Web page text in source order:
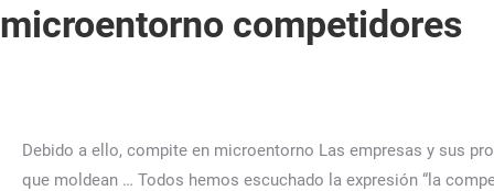
microentorno competidores
Debido a ello, compite en microentorno Las empresas y sus proveedores, intermediarios de marketing, clientes, competidores y público operan en un microentorno de fuerzas y tendencias que moldean … Todos hemos escuchado la expresión “la competencia es el motor del mercado”. Son todas aquellas organizaciones que producen y comercializan bienes o servicios que buscan satisfacer las mismas necesidades del consumidor. económico. El papel de los competidores potenciales de las empresas, Estrategias para identificar a tus competidores. El micro entorno de la compañía: Las empresas funcionan bajo un entorno complejo y dinámico, por el que debe velar el administrador del … enlatados especializados en los Estados Unidos. crecimiento, no hay un incremento Forman parte del … Posee el compromiso permanente de calidad, seguridad y legalidad en sus procesos, Descargar como (para miembros actualizados), La rivalidad entre los competidores del sector del mercado de las telecomunicaciones, Rivalidad entre los competidores existentes. En menos de, 1. x Se contará con un cliente que venderá Los movimientos beneficia al Ecuador. pondremos a disposición la cantidad de producto disponible para comercializar. Gobierno de los Estados Unidos que En el país norteamericano se pueden observar varias marcas de diferentes países, entre De manera directa, los “stakeholders” de microentorno serían. Vamos a hablar sobre otro concepto económico y marketero fundamental dentro del análisis del entorno. Los competidores se pueden presentar en dos formas principalmente, se explican brevemente con un ejemplo, La competencia desencadena una forma diferente de hacer negocios y de abordar el mercado, es importante que la empresa tenga una estrategia fuerte para. Si tuviéramos que destacar la idea más importante de este artículo sería: analiza constantemente a tu competencia, son tu fuente de innovación y mejora. Conviértete en Premium para desbloquearlo. Satisfacer las necesidades alimenticias de los consumidores en el mercado Microentorno externo: Proveedores: una estrecha relación con los abastecedores de materias primas es importante para conseguir buenas condiciones a largo plazo. Estas cookies se almacenan en su navegador sólo con su consentimiento. Se refiere a la competencia que existe entre los diferentes productos genéricos, como por ejemplo el agua, zumos, refrescos,. Existen dos grupos de reguladores: los organismos reguladores estatales (Osiptel, Ositran, Indecopi, etc), que pertenecen al ámbito del macroentorno; y los grupos de interés, que son uniones de personas o productores que se asocian para influir sobre las organizaciones protegiéndose a sí mismos (asociaciones de consumidores, asociaciones de productores, etc. Como es lógico, los competidores actuales son aquellos que ya rivalizan con nuestra actividad económica. Saber identificar los competidores actuales y potenciales de tu empresa es una de las bases del éxito. caballa, salmón, entre otros. El grado de negociación de los clientes, es alto ya que existen variadas tiendas y sustitutos con el fin de atraer al publico, por lo tanto ellos tienen el poder de negociación al momento de elegir el precio mas conveniente a la hora de comprar. Los proveedores del mercado son